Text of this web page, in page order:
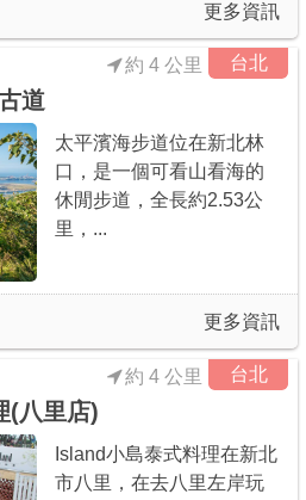
更多資訊
台北
道
約 4 公里
太平濱海步道位在新北林
口，是一個可看山看海的
休閒步道，全長約2.53公
里，...
更多資訊
台北
(八里店)
約 4 公里
Island小島泰式料理在新北
市八里，在去八里左岸玩